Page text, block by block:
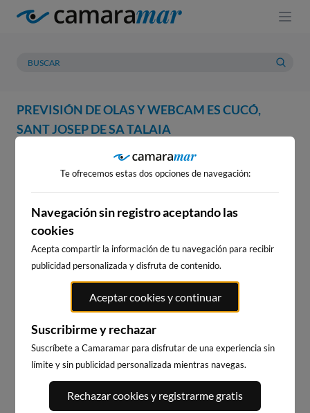
PREVISIÓN DE OLAS Y WEBCAM ES CUCÓ,
SANT JOSEP DE SA TALAIA
PREVISIÓN METEOROLOGÍA
WEBCAM ES CUCÓ, SANT
JOSEP DE SA TALAIA
WEBCAMS CERCANAS
PLAYA DE LA GRAVA
98km · Xàbia-Jávea
PORT ANDRATX
Te ofrecemos estas dos opciones de navegación:
Navegación sin registro aceptando las
cookies
Acepta compartir la información de tu navegación para recibir
publicidad personalizada y disfruta de contenido.
Aceptar cookies y continuar
Suscribirme y rechazar
Suscríbete a Camaramar para disfrutar de una experiencia sin
límite y sin publicidad personalizada mientras navegas.
Rechazar cookies y registrarme gratis